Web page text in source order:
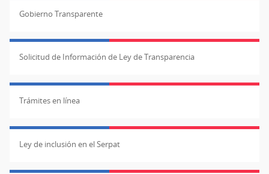
Gobierno Transparente
Solicitud de Información de Ley de Transparencia
Trámites en línea
Ley de inclusión en el Serpat